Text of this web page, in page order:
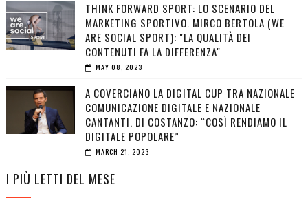
THINK FORWARD SPORT: LO SCENARIO DEL
MARKETING SPORTIVO. MIRCO BERTOLA (WE
ARE SOCIAL SPORT): "LA QUALITÀ DEI
CONTENUTI FA LA DIFFERENZA"
MAY 08, 2023
A COVERCIANO LA DIGITAL CUP TRA NAZIONALE
COMUNICAZIONE DIGITALE E NAZIONALE
CANTANTI. DI COSTANZO: “COSÌ RENDIAMO IL
DIGITALE POPOLARE”
MARCH 21, 2023
I PIÙ LETTI DEL MESE